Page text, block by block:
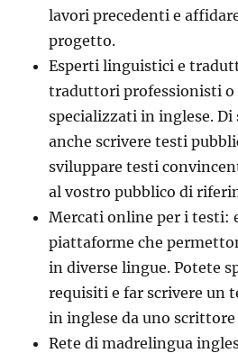
lavori precedenti e
progetto.
Esperti linguistici e
traduttori professionisti
specializzati in inglese. Di
anche scrivere testi
sviluppare testi
al vostro pubblico di
Mercati online per i testi:
piattaforme che
in diverse lingue. Potete
requisiti e far scrivere un
in inglese da uno
Rete di madrelingua